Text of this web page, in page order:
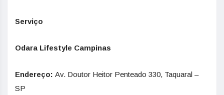
Serviço
Odara Lifestyle Campinas
Endereço: Av. Doutor Heitor Penteado 330, Taquaral –
SP